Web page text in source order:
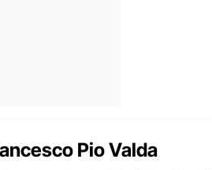
Pio Valda